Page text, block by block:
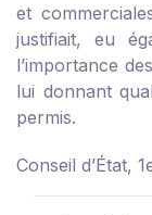
et
justifiait, eu
l’importance
lui donnant
permis.
Conseil d’État,